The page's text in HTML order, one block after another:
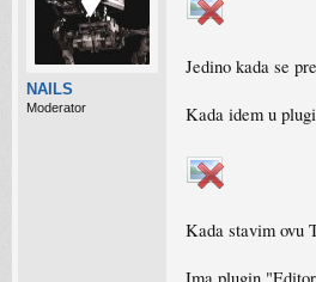
NAILS
Moderator
Jedino kada se
Kada idem u
Kada stavim ovu